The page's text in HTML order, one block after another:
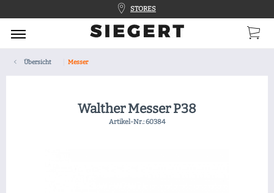
STORES
Übersicht Messer
Walther Messer P38
Artikel-Nr.:60384